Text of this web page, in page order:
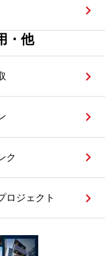
・他
ク
ロジェクト